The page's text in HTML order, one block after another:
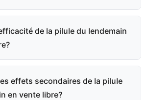
de la pilule du lendemain
effets secondaires de la pilule
en vente libre?